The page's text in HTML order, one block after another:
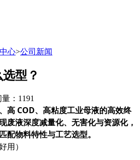
心>公司新闻
型？
：1191
高 COD、高粘度工业母液的高效终
废液深度减量化、无害化与资源化，
配物料特性与工艺选型。
用）